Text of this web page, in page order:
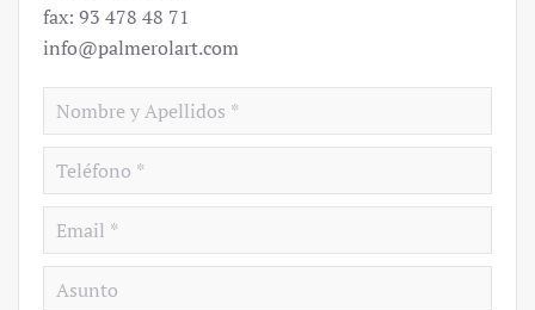
fax: 93 478 48 71
info@palmerolart.com